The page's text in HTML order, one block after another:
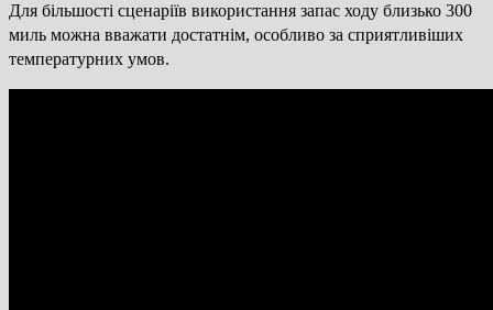
Для більшості сценаріїв використання запас ходу близько 300
миль можна вважати достатнім, особливо за сприятливіших
температурних умов.